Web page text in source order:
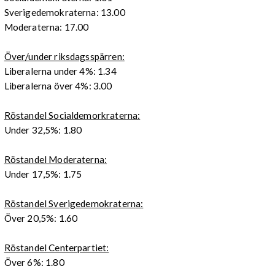
Sverigedemokraterna: 13.00
Moderaterna: 17.00
Över/under riksdagsspärren:
Liberalerna under 4%: 1.34
Liberalerna över 4%: 3.00
Röstandel Socialdemorkraterna:
Under 32,5%: 1.80
Röstandel Moderaterna:
Under 17,5%: 1.75
Röstandel Sverigedemokraterna:
Över 20,5%: 1.60
Röstandel Centerpartiet:
Över 6%: 1.80